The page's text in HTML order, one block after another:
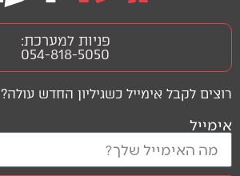
רוצים לקבל אימייל כשגיליון החדש עולה?
אימייל
פניות למערכת:
054-818-5050